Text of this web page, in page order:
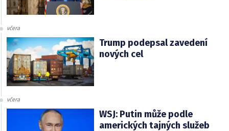
včera
Trump podepsal zavedení
nových cel
včera
WSJ: Putin může podle
amerických tajných služeb